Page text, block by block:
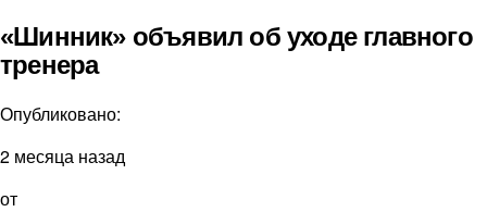
«Шинник» объявил об уходе главного
тренера
Опубликовано:
2 месяца назад
от